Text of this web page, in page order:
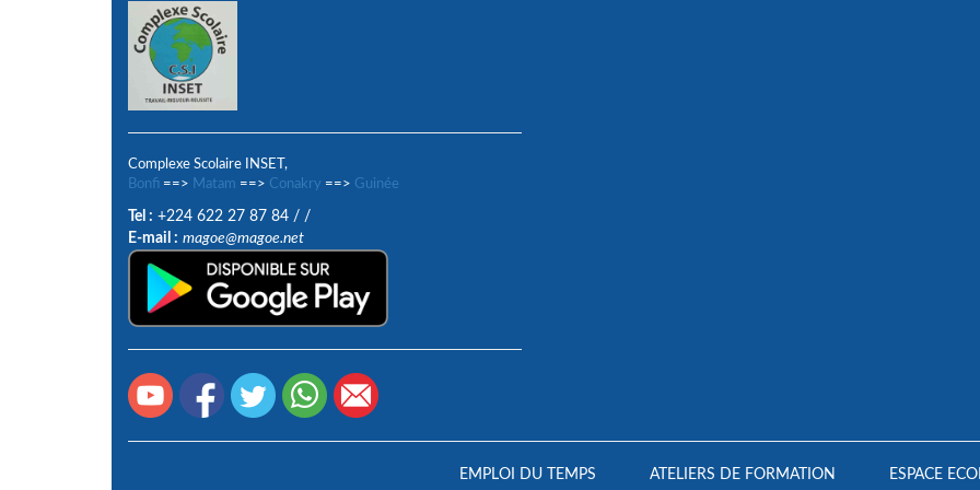
Complexe Scolaire INSET,
Bonfi ==> Matam ==> Conakry ==> Guinée
Tel : +224 622 27 87 84 / /
E-mail : magoe@magoe.net
EMPLOI DU TEMPS ATELIERS DE FORMATION ESPACE